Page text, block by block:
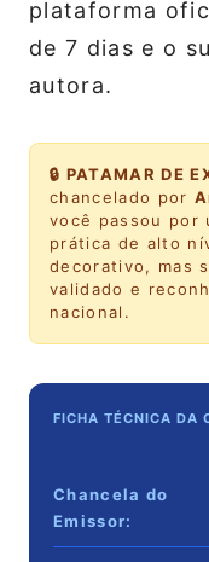
plataforma
de 7 dias e o
autora.
🔒 PATAMAR DE
chancelado por
você passou por
prática de alto
decorativo, mas
validado e
nacional.
FICHA TÉCNICA DA
Chancela do
Emissor: